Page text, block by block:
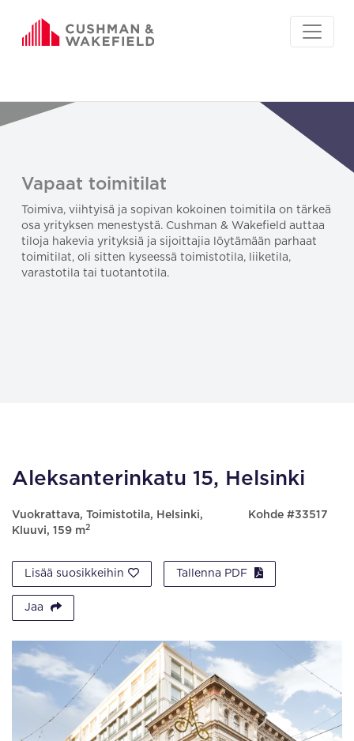
Vapaat toimitilat
Toimiva, viihtyisä ja sopivan kokoinen toimitila on tärkeä
osa yrityksen menestystä. Cushman & Wakefield auttaa
tiloja hakevia yrityksiä ja sijoittajia löytämään parhaat
toimitilat, oli sitten kyseessä toimistotila, liiketila,
varastotila tai tuotantotila.
Aleksanterinkatu 15, Helsinki
Vuokrattava, Toimistotila, Helsinki,
Kluuvi, 159 m2
Kohde #33517
Lisää suosikkeihin Tallenna PDF
Jaa